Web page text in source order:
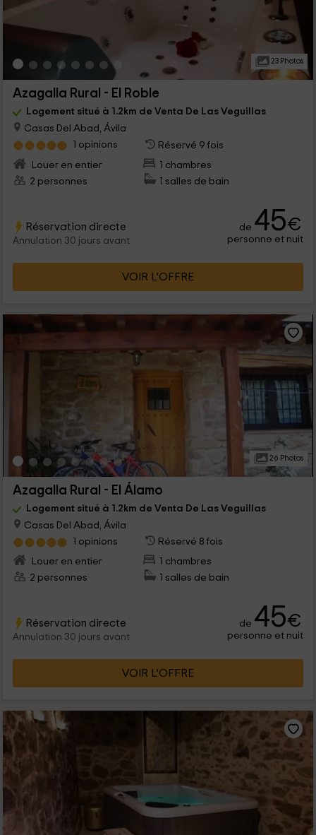
23 Photos
Azagalla Rural - El Roble
Logement situé à 1.2km de Venta De Las Veguillas
Casas Del Abad, Ávila
1 opinions
Réservé 9 fois
Louer en entier
1 chambres
2 personnes
1 salles de bain
Réservation directe
Annulation 30 jours avant
de 45€
personne et nuit
VOIR L’OFFRE
26 Photos
Azagalla Rural - El Álamo
Logement situé à 1.2km de Venta De Las Veguillas
Casas Del Abad, Ávila
1 opinions
Réservé 8 fois
Louer en entier
1 chambres
2 personnes
1 salles de bain
Réservation directe
Annulation 30 jours avant
de 45€
personne et nuit
VOIR L’OFFRE